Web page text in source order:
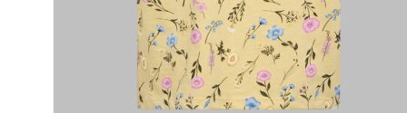
Naisten yöasut ja alusvaatteet
Naisten alusvaatteet
Sukat ja sukkahousut
Naisten yöasut
Naisten aamutakit ja kylpytakit
Naisten takit